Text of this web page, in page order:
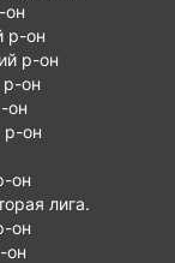
он
р-он
р-он
р-он
он
р-он
он
лига.
он
он